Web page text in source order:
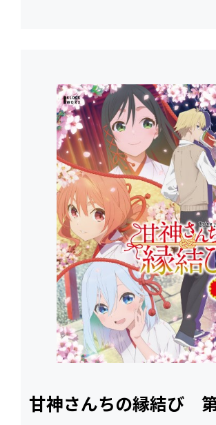
甘神さんちの縁結び